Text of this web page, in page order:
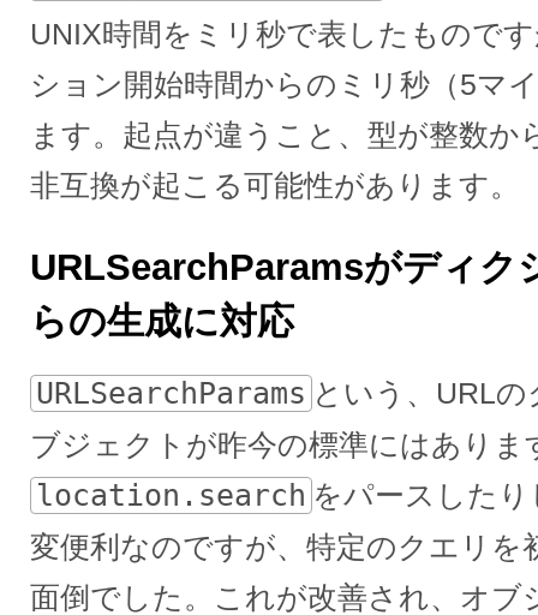
UNIX時間をミリ秒で表したもので
ション開始時間からのミリ秒（5マ
ます。起点が違うこと、型が整数か
非互換が起こる可能性があります。
URLSearchParamsがディク
らの生成に対応
URLSearchParams という、URL
ブジェクトが昨今の標準にはありま
location.search をパースした
変便利なのですが、特定のクエリを
面倒でした。これが改善され、オブ